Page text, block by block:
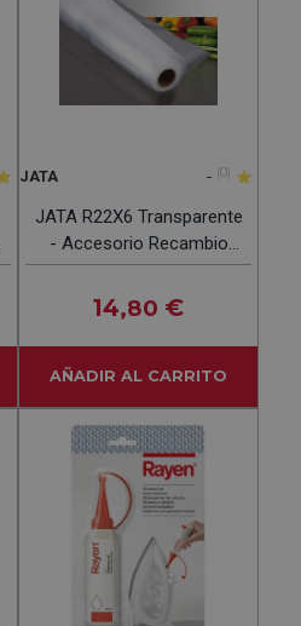
JATA - (0)
JATA R22X6 Transparente
- Accesorio Recambio
Bolsa De Plástico
14,80 €
AÑADIR AL CARRITO